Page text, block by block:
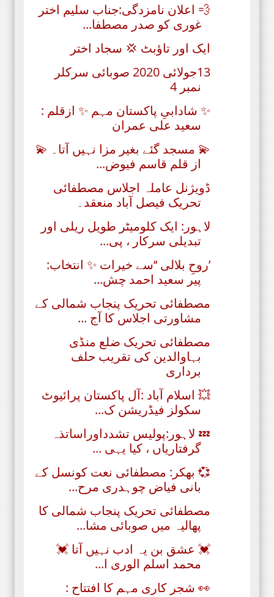
💨 اعلان نامزدگی:جناب سلیم اختر
غوری کو صدر مصطفا...
ایک اور تاؤبٹ 💢 سجاد اختر
13جولائی 2020 صوبائی سرکلر
نمبر 4
✨ شادابیِ پاکستان مہم ✨ ازقلم :
سعید علی عمران
💫 مسجد گئے بغیر مزا نہیں آتا۔ 💫
از قلم قاسم فیوض...
ڈویژنل عاملہ اجلاس مصطفائی
تحریک فیصل آباد منعقد۔
لاہور: ایک کلومیٹر طویل ریلی اور
تبدیلی سرکار ، پی...
’روحِ بلالی ‘‘سے خیرات ✨ انتخاب:
پیر سعید احمد چش...
مصطفائی تحریک پنجاب شمالی کے
مشاورتی اجلاس کا آج ...
مصطفائی تحریک ضلع منڈی
بہاوالدین کی تقریب حلف
برداری
💥 اسلام آباد :آل پاکستان پرائیوٹ
سکولز فیڈریشن ک...
💤 لاہور:پولیس تشدداوراساتذہ
گرفتاریاں ، کیا یہی ...
💞 بھکر: مصطفائی نعت کونسل کے
بانی فیاض چوہدری مرح...
مصطفائی تحریک پنجاب شمالی کا
پھالیہ میں صوبائی مشا...
💓 عشق بن یہ ادب نہیں آتا 💓
محمد اسلم الوری ا...
👀 شجر کاری مہم کا افتتاح :